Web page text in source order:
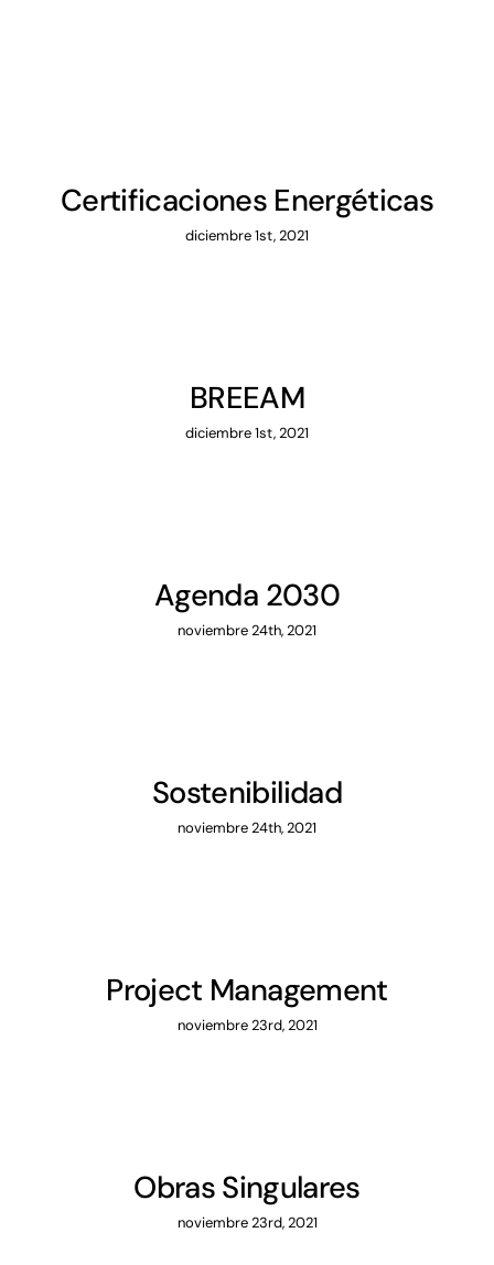
Certificaciones Energéticas
diciembre 1st, 2021
BREEAM
diciembre 1st, 2021
Agenda 2030
noviembre 24th, 2021
Sostenibilidad
noviembre 24th, 2021
Project Management
noviembre 23rd, 2021
Obras Singulares
noviembre 23rd, 2021